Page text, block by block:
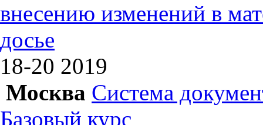
внесению изменений в
досье
18-20 2019
Москва Система
Базовый курс